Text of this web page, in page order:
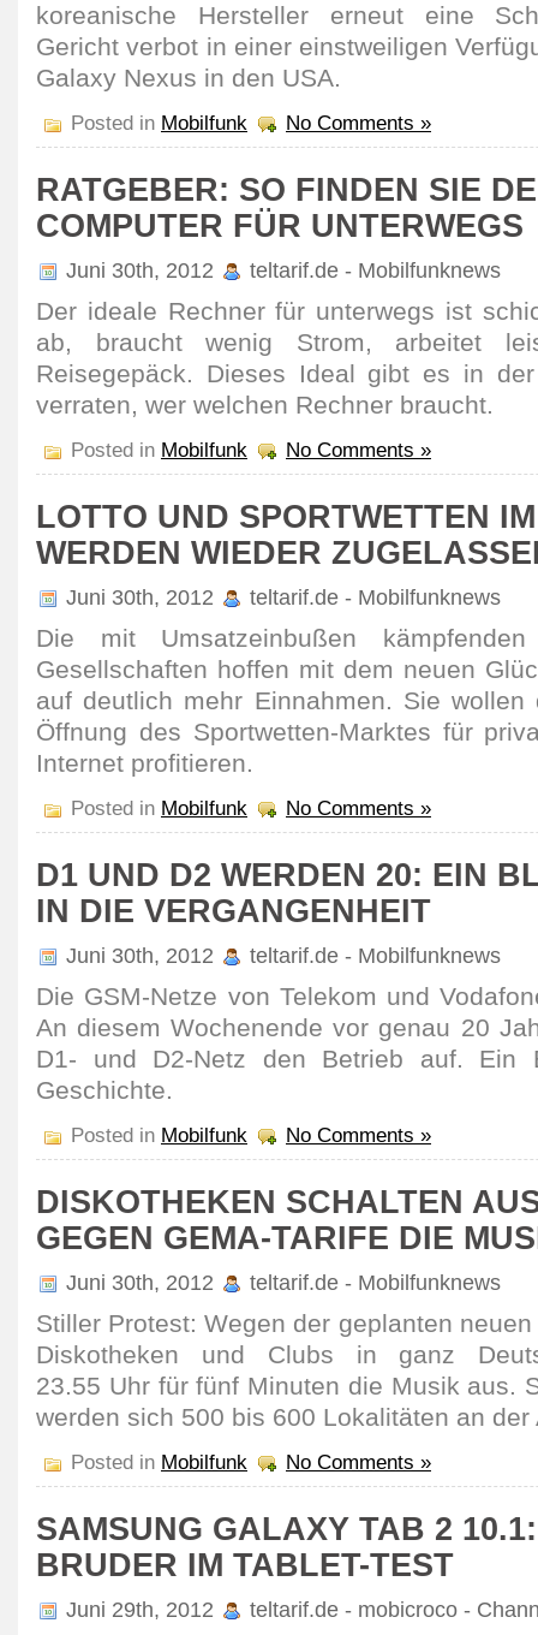
koreanische Hersteller erneut eine
Gericht verbot in einer einstweiligen
Galaxy Nexus in den USA.
Posted in Mobilfunk No Comments »
RATGEBER: SO FINDEN SIE
COMPUTER FÜR UNTERWEGS
Juni 30th, 2012 teltarif.de - Mobilfunknews
Der ideale Rechner für unterwegs ist
ab, braucht wenig Strom, arbeitet
Reisegepäck. Dieses Ideal gibt es in
verraten, wer welchen Rechner braucht.
Posted in Mobilfunk No Comments »
LOTTO UND SPORTWETTEN
WERDEN WIEDER
Juni 30th, 2012 teltarif.de - Mobilfunknews
Die mit Umsatzeinbußen
Gesellschaften hoffen mit dem neuen
auf deutlich mehr Einnahmen. Sie
Öffnung des Sportwetten-Marktes für
Internet profitieren.
Posted in Mobilfunk No Comments »
D1 UND D2 WERDEN 20: EIN
IN DIE VERGANGENHEIT
Juni 30th, 2012 teltarif.de - Mobilfunknews
Die GSM-Netze von Telekom und
An diesem Wochenende vor genau 20
D1- und D2-Netz den Betrieb auf. Ein
Geschichte.
Posted in Mobilfunk No Comments »
DISKOTHEKEN SCHALTEN
GEGEN GEMA-TARIFE DIE
Juni 30th, 2012 teltarif.de - Mobilfunknews
Stiller Protest: Wegen der geplanten
Diskotheken und Clubs in ganz
23.55 Uhr für fünf Minuten die Musik aus.
werden sich 500 bis 600 Lokalitäten an
Posted in Mobilfunk No Comments »
SAMSUNG GALAXY TAB 2 10.1:
RUDER IM TABLET-TEST
Juni 29th, 2012 teltarif.de - mobicroco -